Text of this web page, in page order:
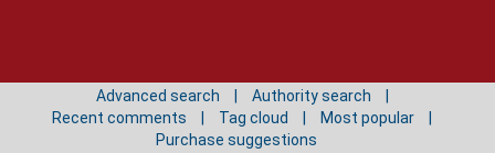
Advanced search
Authority search
Recent comments
Tag cloud
Most popular
Purchase suggestions